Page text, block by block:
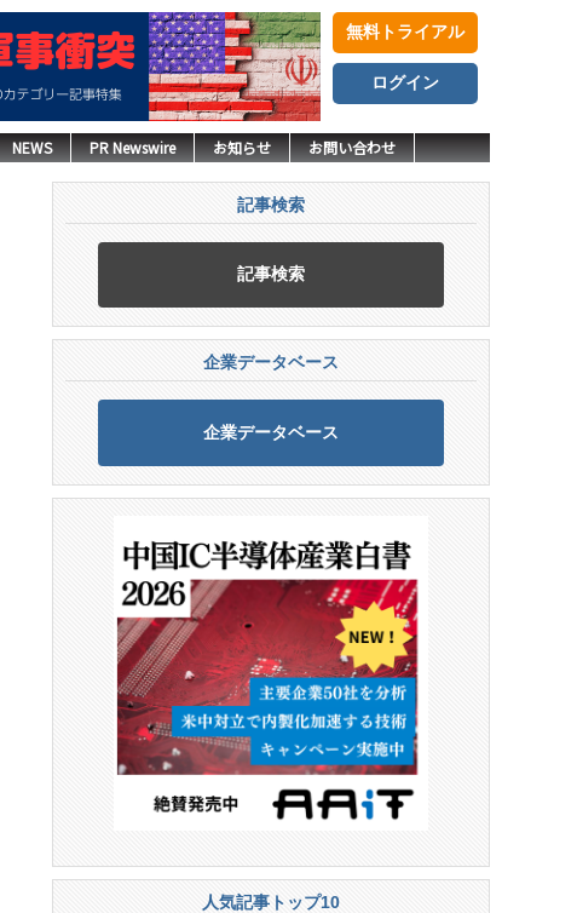
無料トライアル
ログイン
NEWS PR Newswire お知らせ お問い合わせ
記事検索
記事検索
企業データベース
企業データベース
人気記事トップ10